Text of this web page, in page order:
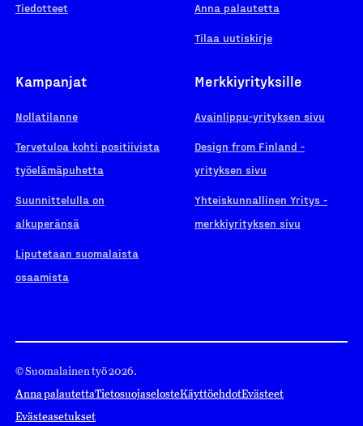
Tiedotteet Anna palautetta
Tilaa uutiskirje
Kampanjat
Nollatilanne
Tervetuloa kohti positiivista
työelämäpuhetta
Suunnittelulla on
alkuperänsä
Liputetaan suomalaista
osaamista
Merkkiyrityksille
Avainlippu-yrityksen sivu
Design from Finland -
yrityksen sivu
Yhteiskunnallinen Yritys -
merkkiyrityksen sivu
© Suomalainen työ 2026.
Anna palautettaTietosuojaselosteKäyttöehdotEvästeet
Evästeasetukset